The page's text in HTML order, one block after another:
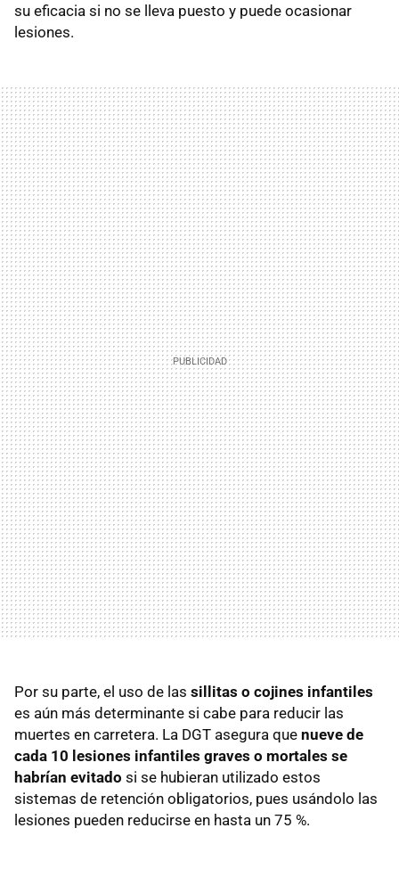
su eficacia si no se lleva puesto y puede ocasionar
lesiones.
Por su parte, el uso de las sillitas o cojines infantiles
es aún más determinante si cabe para reducir las
muertes en carretera. La DGT asegura que nueve de
cada 10 lesiones infantiles graves o mortales se
habrían evitado si se hubieran utilizado estos
sistemas de retención obligatorios, pues usándolo las
lesiones pueden reducirse en hasta un 75 %.